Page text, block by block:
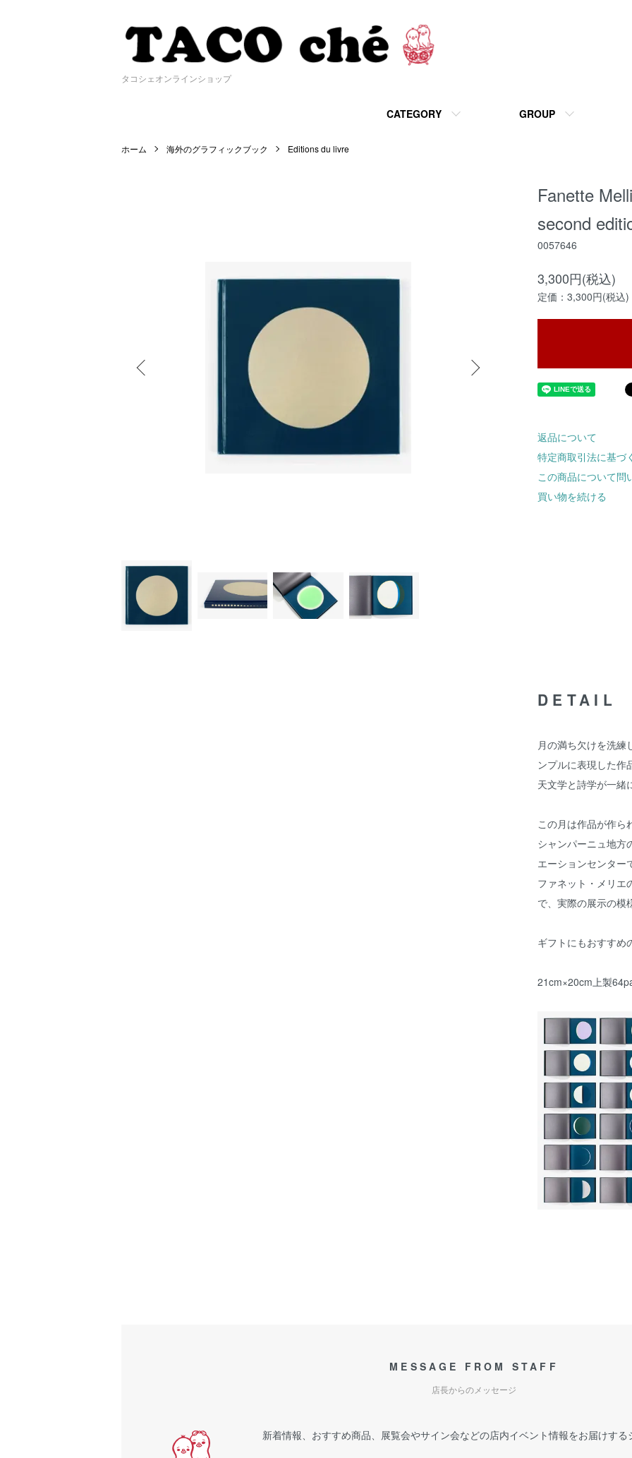
タコシェオンラインショップ
CATEGORY GROUP
ホーム 海外のグラフィックブック Editions du livre
Fanette
second
0057646
3,300円(税込)
定価：3,300円(税込)
返品について
特定商取引法に基づ
この商品について問
買い物を続ける
DETAIL
月の満ち欠けを洗練
ンプルに表現した作
天文学と詩学が一緒
この月は作品が作ら
シャンパーニュ地方
エーションセンター
ファネット・メリエ
で、実際の展示の模
ギフトにもおすすめ
21cm×20cm上製
MESSAGE FROM STAFF
店長からのメッセージ
新着情報、おすすめ商品、展覧会やサイン会などの店内イベント情報をお届けする